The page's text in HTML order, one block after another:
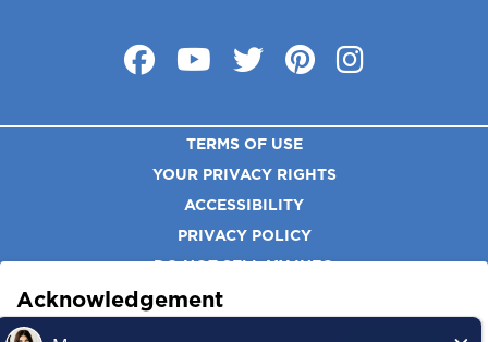
TERMS OF USE
YOUR PRIVACY RIGHTS
ACCESSIBILITY
PRIVACY POLICY
DO NOT SELL MY INFO
*All independently owned and operated franchised
Acknowledgement
I acknowledge that each independent Five Star Painting LLC